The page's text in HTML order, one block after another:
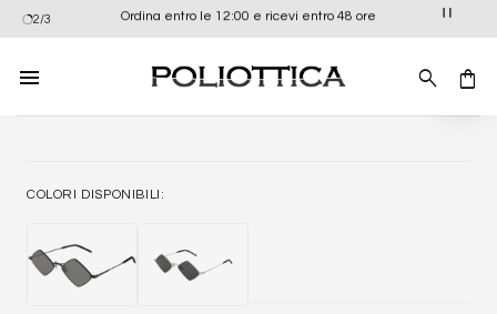
Salta
ai
contenuti
2/3 Ordina entro le 12:00 e ricevi entro 48 ore
COLORI DISPONIBILI: